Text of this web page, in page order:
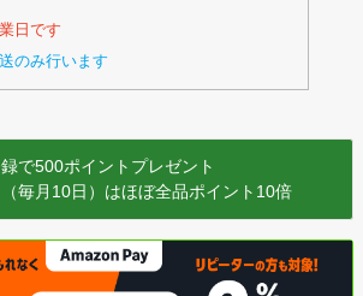
日です
のみ行います
で500ポイントプレゼント
毎月10日）はほぼ全品ポイント10倍